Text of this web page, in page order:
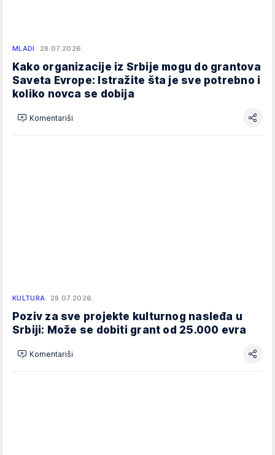
MLADI 28.07.2026.
Kako organizacije iz Srbije mogu do grantova
Saveta Evrope: Istražite šta je sve potrebno i
koliko novca se dobija
Komentariši
KULTURA 28.07.2026.
Poziv za sve projekte kulturnog nasleđa u
Srbiji: Može se dobiti grant od 25.000 evra
Komentariši